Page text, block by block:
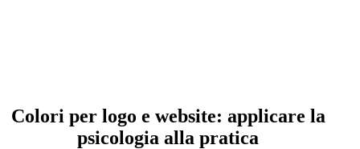
Colori per logo e website: applicare la
psicologia alla pratica